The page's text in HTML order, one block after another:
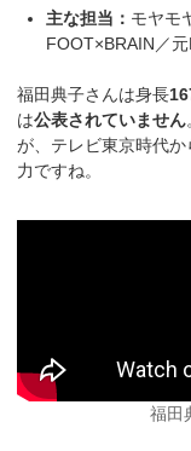
主な担当： モヤモ
FOOT×BRAIN／
福田典子さんは身長
は公表されていません
が、テレビ東京時代
力ですね。
福田